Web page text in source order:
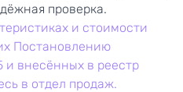
проверка.
и стоимости
Постановлению
внесённых в реестр
в отдел продаж.